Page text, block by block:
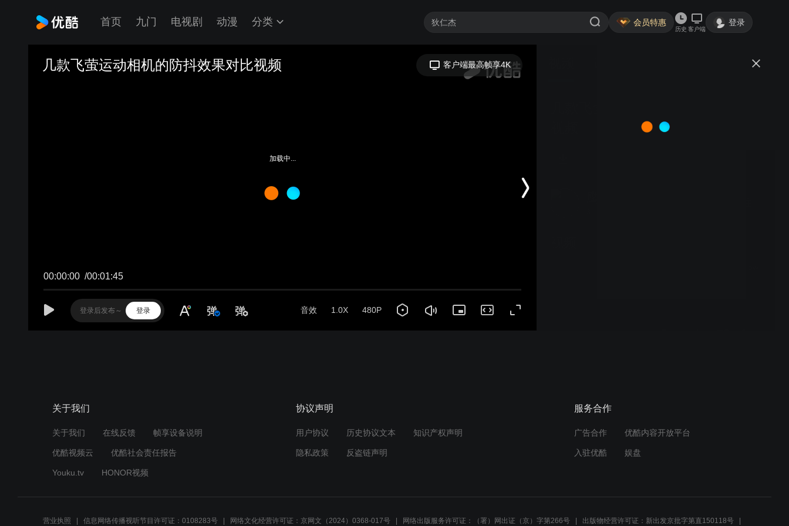
首页 九门 电视剧 动漫 分类 会员特惠
历史 客户端
登录
几款飞萤运动相机的防抖效果对比视频 客户端最高帧享4K
00:00:00 /00:01:45
登录 音效 1.0X 480P
加载中...
关于我们
关于我们 在线反馈 帧享设备说明
优酷视频云 优酷社会责任报告
Youku.tv HONOR视频
协议声明
用户协议 历史协议文本 知识产权声明
隐私政策 反盗链声明
服务合作
广告合作 优酷内容开放平台
入驻优酷 娱盘
营业执照 信息网络传播视听节目许可证：0108283号 网络文化经营许可证：京网文（2024）0368-017号 网络出版服务许可证：（署）网出证（京）字第266号 出版物经营许可证：新出发京批字第直150118号